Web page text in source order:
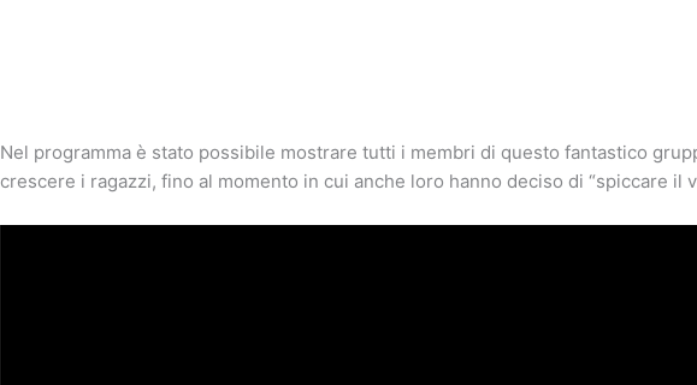
Nel programma è stato possibile mostrare tutti i membri di questo fantastico
crescere i ragazzi, fino al momento in cui anche loro hanno deciso di “spiccare il